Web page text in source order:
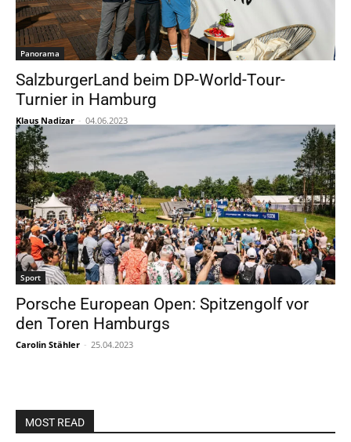
Panorama
SalzburgerLand beim DP-World-Tour-
Turnier in Hamburg
Klaus Nadizar - 04.06.2023
Sport
Porsche European Open: Spitzengolf vor
den Toren Hamburgs
Carolin Stähler - 25.04.2023
MOST READ